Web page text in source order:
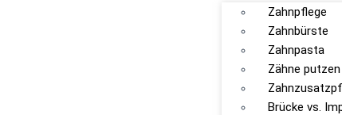
Zahnpflege
Zahnbürste
Zahnpasta
Zähne putzen
Brücke vs.